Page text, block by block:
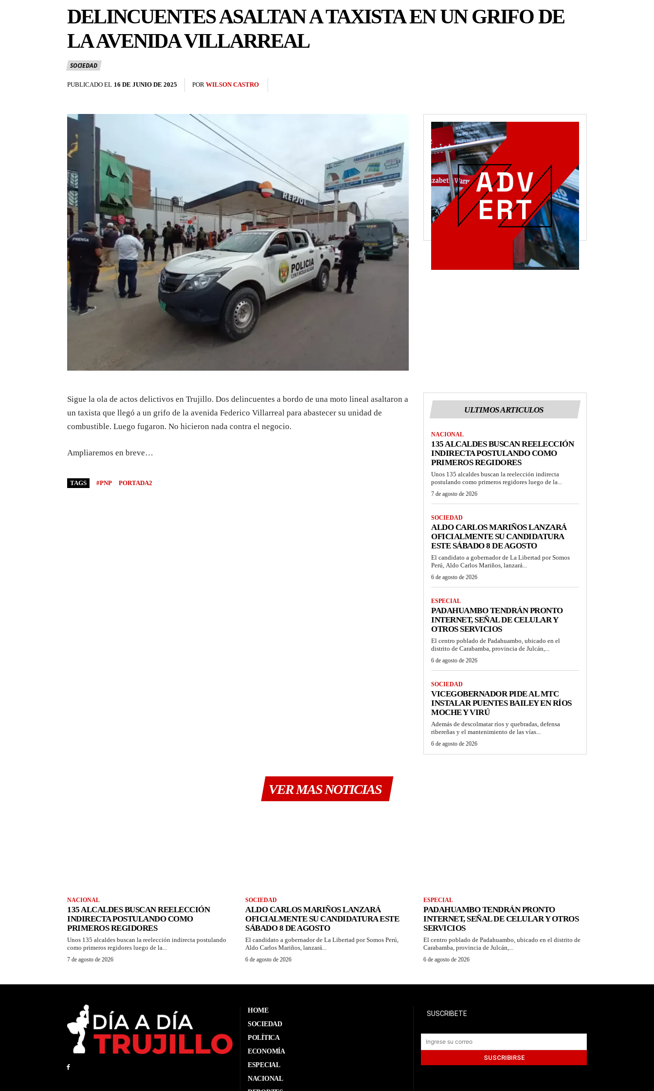
DELINCUENTES ASALTAN A TAXISTA EN UN GRIFO DE
LA AVENIDA VILLARREAL
SOCIEDAD
PUBLICADO EL 16 DE JUNIO DE 2025 POR WILSON CASTRO
Sigue la ola de actos delictivos en Trujillo. Dos delincuentes a bordo de una moto lineal asaltaron a
un taxista que llegó a un grifo de la avenida Federico Villarreal para abastecer su unidad de
combustible. Luego fugaron. No hicieron nada contra el negocio.
Ampliaremos en breve…
TAGS #PNP PORTADA2
ULTIMOS ARTICULOS
NACIONAL
135 ALCALDES BUSCAN REELECCIÓN
INDIRECTA POSTULANDO COMO
PRIMEROS REGIDORES
Unos 135 alcaldes buscan la reelección indirecta
postulando como primeros regidores luego de la...
7 de agosto de 2026
SOCIEDAD
ALDO CARLOS MARIÑOS LANZARÁ
OFICIALMENTE SU CANDIDATURA
ESTE SÁBADO 8 DE AGOSTO
El candidato a gobernador de La Libertad por Somos
Perú, Aldo Carlos Mariños, lanzará...
6 de agosto de 2026
ESPECIAL
PADAHUAMBO TENDRÁN PRONTO
INTERNET, SEÑAL DE CELULAR Y
OTROS SERVICIOS
El centro poblado de Padahuambo, ubicado en el
distrito de Carabamba, provincia de Julcán,...
6 de agosto de 2026
SOCIEDAD
VICEGOBERNADOR PIDE AL MTC
INSTALAR PUENTES BAILEY EN RÍOS
MOCHE Y VIRÚ
Además de descolmatar ríos y quebradas, defensa
ribereñas y el mantenimiento de las vías...
6 de agosto de 2026
VER MAS NOTICIAS
NACIONAL
135 ALCALDES BUSCAN REELECCIÓN
INDIRECTA POSTULANDO COMO
PRIMEROS REGIDORES
Unos 135 alcaldes buscan la reelección indirecta postulando
como primeros regidores luego de la...
7 de agosto de 2026
SOCIEDAD
ALDO CARLOS MARIÑOS LANZARÁ
OFICIALMENTE SU CANDIDATURA ESTE
SÁBADO 8 DE AGOSTO
El candidato a gobernador de La Libertad por Somos Perú,
Aldo Carlos Mariños, lanzará...
6 de agosto de 2026
ESPECIAL
PADAHUAMBO TENDRÁN PRONTO
INTERNET, SEÑAL DE CELULAR Y OTROS
SERVICIOS
El centro poblado de Padahuambo, ubicado en el distrito de
Carabamba, provincia de Julcán,...
6 de agosto de 2026
HOME
SOCIEDAD
POLÍTICA
ECONOMÍA
ESPECIAL
NACIONAL
SUSCRIBETE